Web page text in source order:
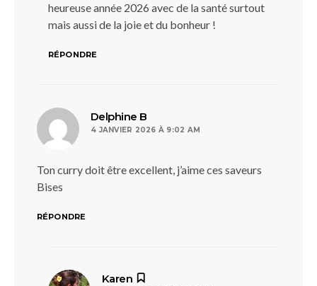
heureuse année 2026 avec de la santé surtout
mais aussi de la joie et du bonheur !
RÉPONDRE
Delphine B
4 JANVIER 2026 À 9:02 AM
Ton curry doit être excellent, j’aime ces saveurs
Bises
RÉPONDRE
Karen